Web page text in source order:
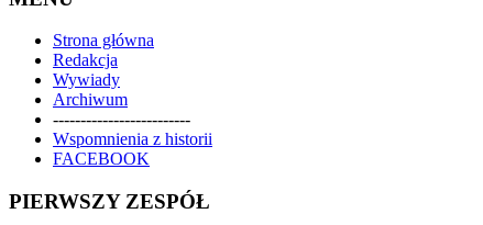
Strona główna
Redakcja
Wywiady
Archiwum
-------------------------
Wspomnienia z historii
FACEBOOK
PIERWSZY ZESPÓŁ